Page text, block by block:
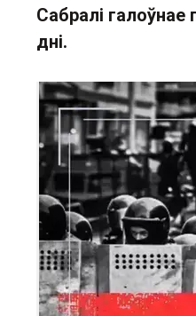
Сабралі галоўнае
дні.